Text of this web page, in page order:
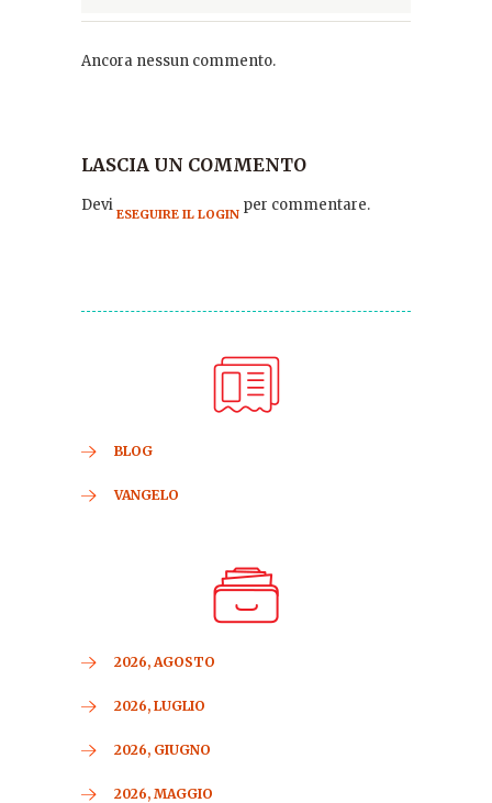
Ancora nessun commento.
LASCIA UN COMMENTO
Devi ESEGUIRE IL LOGIN per commentare.
BLOG
VANGELO
2026, AGOSTO
2026, LUGLIO
2026, GIUGNO
2026, MAGGIO